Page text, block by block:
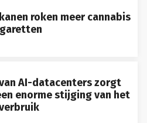
roken meer cannabis
AI-datacenters zorgt
enorme stijging van het